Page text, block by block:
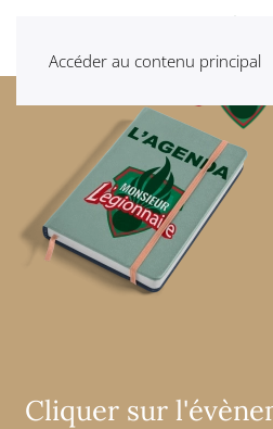
Accéder au contenu principal
Cliquer sur